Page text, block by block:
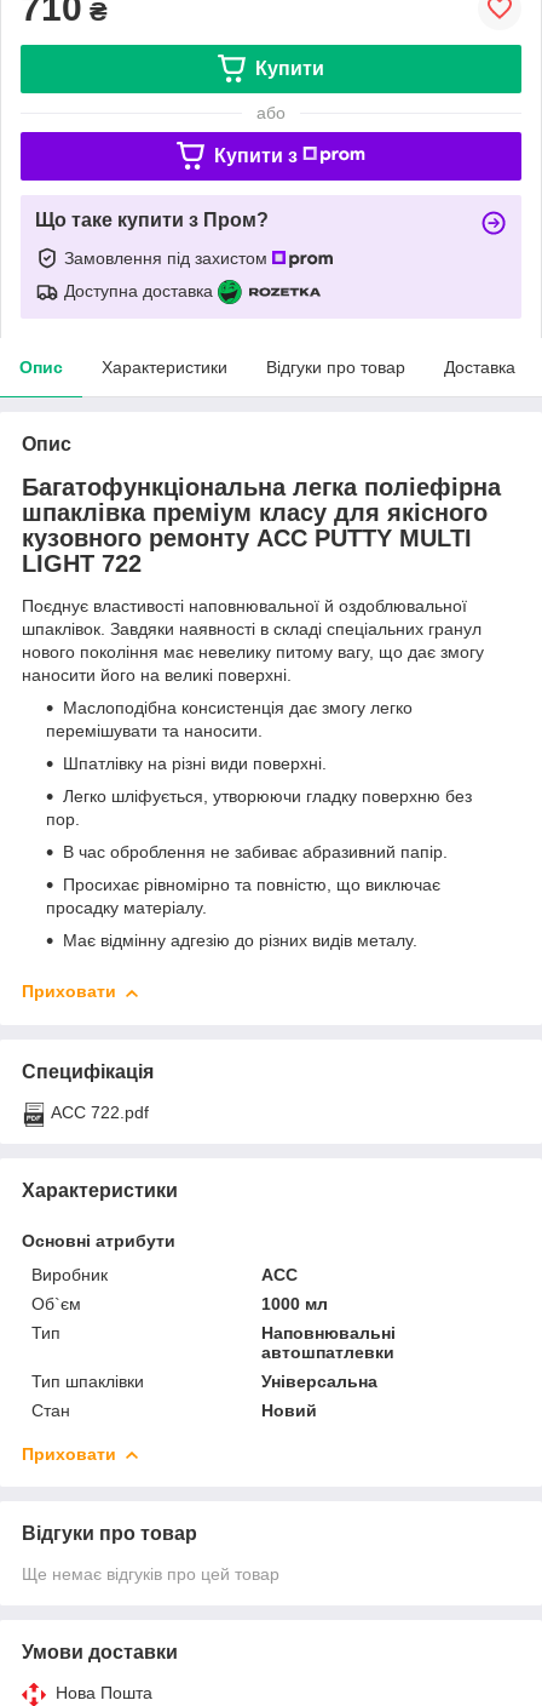
₴
Купити
або
Купити з
Що таке купити з Пром?
Замовлення під захистом
Доступна доставка
Опис Характеристики Відгуки про товар Доставка
Опис
Багатофункціональна легка поліефірна
шпаклівка преміум класу для якісного
кузовного ремонту ACC PUTTY MULTI
LIGHT 722
Поєднує властивості наповнювальної й оздоблювальної
шпаклівок. Завдяки наявності в складі спеціальних гранул
нового покоління має невелику питому вагу, що дає змогу
наносити його на великі поверхні.
Маслоподібна консистенція дає змогу легко
перемішувати та наносити.
Шпатлівку на різні види поверхні.
Легко шліфується, утворюючи гладку поверхню без
пор.
В час оброблення не забиває абразивний папір.
Просихає рівномірно та повністю, що виключає
просадку матеріалу.
Має відмінну адгезію до різних видів металу.
Приховати
Специфікація
АСС 722.pdf
Характеристики
Основні атрибути
Виробник
ACC
Об`єм
1000 мл
Тип
Наповнювальні
автошпатлевки
Тип шпаклівки
Універсальна
Стан
Новий
Приховати
Відгуки про товар
Ще немає відгуків про цей товар
Умови доставки
Нова Пошта